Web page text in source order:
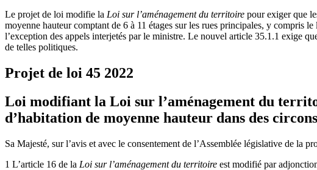
Le projet de loi modifie la Loi sur l’aménagement du territoire pour exiger que
moyenne hauteur comptant de 6 à 11 étages sur les rues principales, y compris
l’exception des appels interjetés par le ministre. Le nouvel article 35.1.1 exige
de telles politiques.
Projet de loi 45 2022
Loi modifiant la Loi sur l’aménagement du
d’habitation de moyenne hauteur dans des
Sa Majesté, sur l’avis et avec le consentement de l’Assemblée législative de la
1 L’article 16 de la Loi sur l’aménagement du territoire est modifié par